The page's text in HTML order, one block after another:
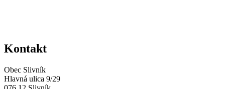
Kontakt
Obec Slivník
Hlavná ulica 9/29